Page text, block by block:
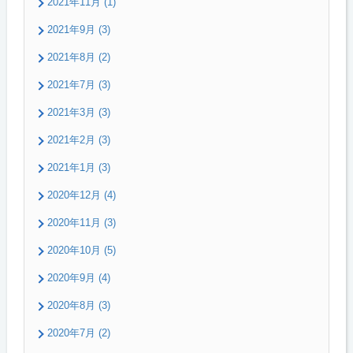
2021年9月 (3)
2021年8月 (2)
2021年7月 (3)
2021年3月 (3)
2021年2月 (3)
2021年1月 (3)
2020年12月 (4)
2020年11月 (3)
2020年10月 (5)
2020年9月 (4)
2020年8月 (3)
2020年7月 (2)